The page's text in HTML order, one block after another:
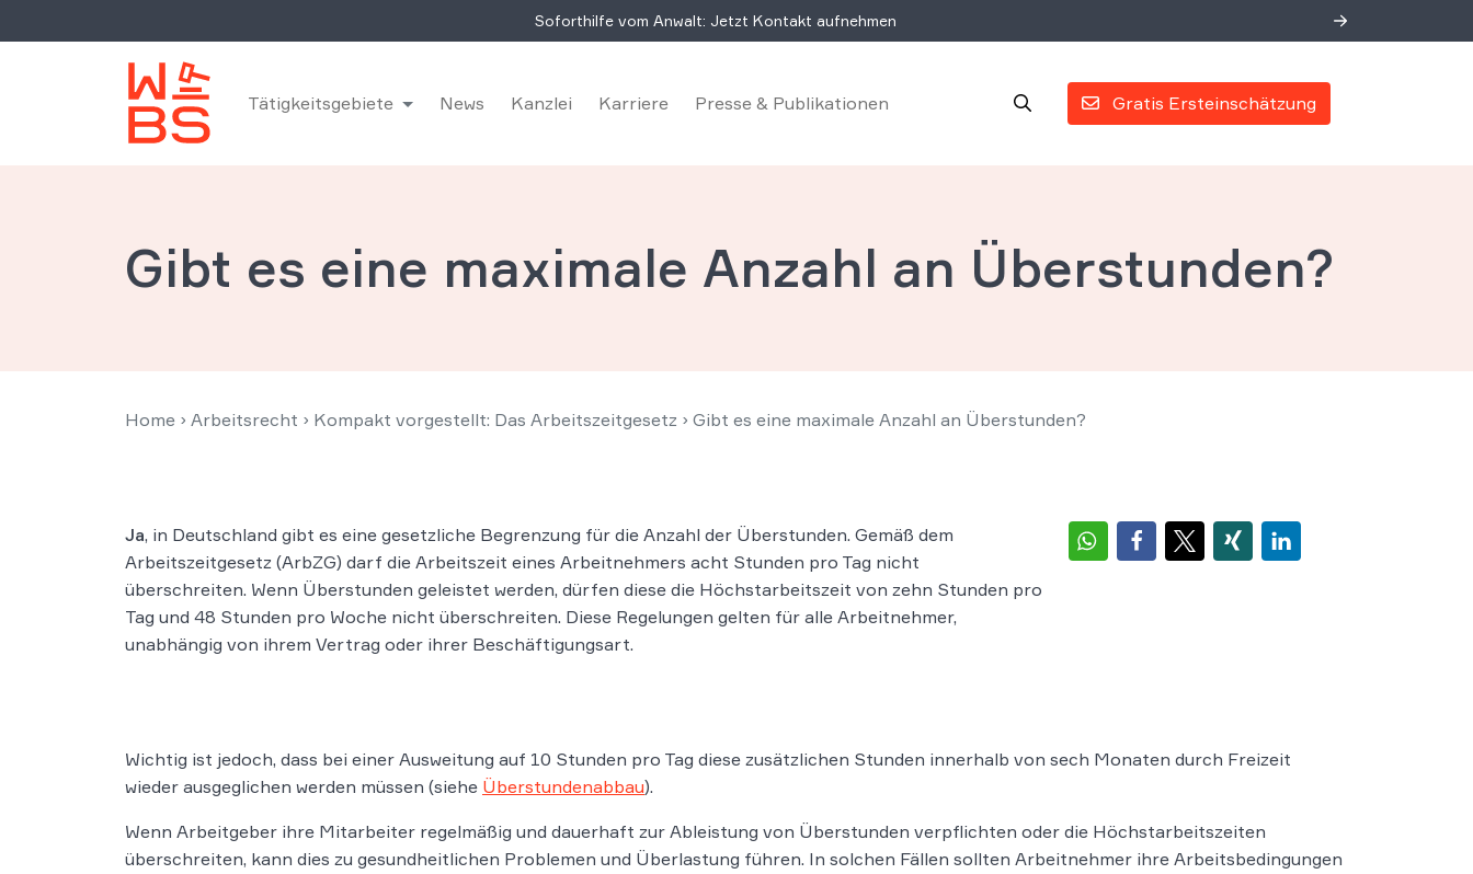
Soforthilfe vom Anwalt: Jetzt Kontakt aufnehmen
Gratis Ersteinschätzung
Tätigkeitsgebiete News Kanzlei Karriere Presse & Publikationen
Gibt es eine maximale Anzahl an Überstunden?
Home › Arbeitsrecht › Kompakt vorgestellt: Das Arbeitszeitgesetz › Gibt es eine maximale Anzahl an Überstunden?
Ja, in Deutschland gibt es eine gesetzliche Begrenzung für die Anzahl der Überstunden. Gemäß dem
Arbeitszeitgesetz (ArbZG) darf die Arbeitszeit eines Arbeitnehmers acht Stunden pro Tag nicht
überschreiten. Wenn Überstunden geleistet werden, dürfen diese die Höchstarbeitszeit von zehn Stunden pro
Tag und 48 Stunden pro Woche nicht überschreiten. Diese Regelungen gelten für alle Arbeitnehmer,
unabhängig von ihrem Vertrag oder ihrer Beschäftigungsart.
Wichtig ist jedoch, dass bei einer Ausweitung auf 10 Stunden pro Tag diese zusätzlichen Stunden innerhalb von sech Monaten durch Freizeit
wieder ausgeglichen werden müssen (siehe Überstundenabbau).
Wenn Arbeitgeber ihre Mitarbeiter regelmäßig und dauerhaft zur Ableistung von Überstunden verpflichten oder die Höchstarbeitszeiten
überschreiten, kann dies zu gesundheitlichen Problemen und Überlastung führen. In solchen Fällen sollten Arbeitnehmer ihre Arbeitsbedingungen